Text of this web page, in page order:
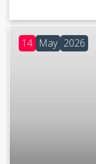
14 May 2026